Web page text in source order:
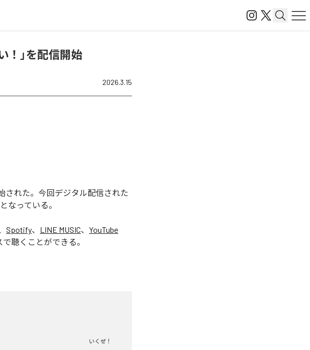
！」を配信開始
2026.3.15
された。今回デジタル配信された
なっている。
Spotify、 LINE MUSIC、 YouTube
聴くことができる。
いくぜ！